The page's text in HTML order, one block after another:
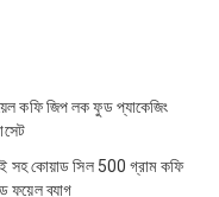
কফি জিপ লক ফুড প্যাকেজিং
সহ কোয়াড সিল 500 গ্রাম কফি
ফয়েল ব্যাগ